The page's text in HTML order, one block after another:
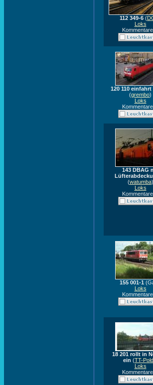
112 349-6 (
Loks
120 110 einfahrt
(grembo)
Loks
143 DBAG
(watumba)
Loks
155 001-1
Loks
18 201 rollt in
ein (TT-
Loks